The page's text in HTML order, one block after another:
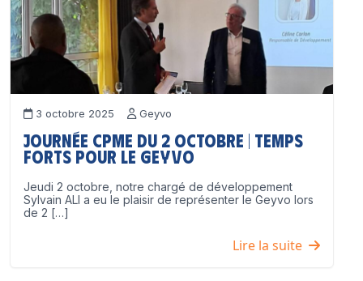
3 octobre 2025 Geyvo
Journée CPME du 2 octobre | Temps
forts pour le GEYVO
Jeudi 2 octobre, notre chargé de développement
Sylvain ALI a eu le plaisir de représenter le Geyvo lors
de 2 […]
Lire la suite